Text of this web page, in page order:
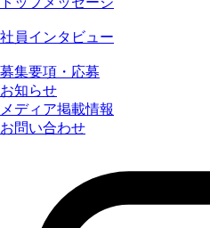
社員インタビュー
募集要項・応募
お知らせ
メディア掲載情報
お問い合わせ